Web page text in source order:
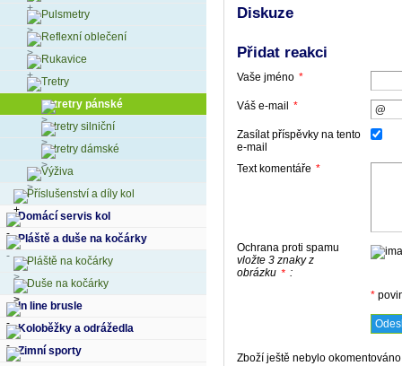
Diskuze
Přidat reakci
Vaše jméno *
Váš e-mail *
Zasílat příspěvky na tento
e-mail
Text komentáře *
Ochrana proti spamu
vložte 3 znaky z
obrázku * :
*
Zboží ještě nebylo
Pulsmetry
Reflexní oblečení
Rukavice
Tretry
tretry pánské
tretry silniční
tretry dámské
Výživa
Příslušenství a díly kol
Domácí servis kol
Pláště a duše na kočárky
Pláště na kočárky
Duše na kočárky
In line brusle
Koloběžky a odrážedla
Zimní sporty